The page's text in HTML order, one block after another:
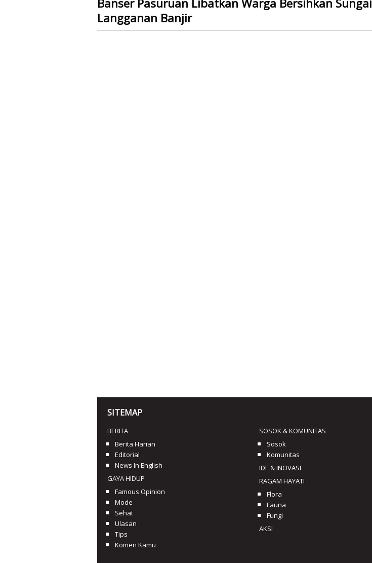
Banser Pasuruan Libatkan Warga Bersihkan Sungai
Langganan Banjir
SITEMAP
BERITA
Berita Harian
Editorial
News In English
GAYA HIDUP
Famous Opinion
Mode
Sehat
Ulasan
Tips
Komen Kamu
SOSOK & KOMUNITAS
Sosok
Komunitas
IDE & INOVASI
RAGAM HAYATI
Flora
Fauna
Fungi
AKSI